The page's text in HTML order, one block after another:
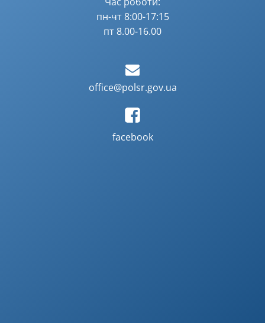
пн-чт 8:00-17:15
пт 8.00-16.00
office@polsr.gov.ua
facebook